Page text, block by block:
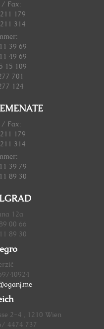
/ Fax:
179
314
:
39 69
49 69
15 109
701
124
/ Fax:
179
314
:
39 79
89 30
12a
00 66
89 30
2-4 , 1210 Wien
4474 737